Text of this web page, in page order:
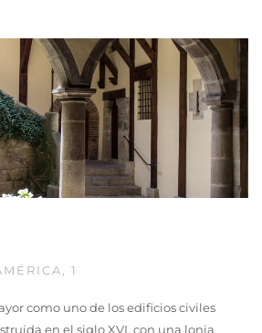
1
como uno de los edificios civiles
en el siglo XVI, con una lonja